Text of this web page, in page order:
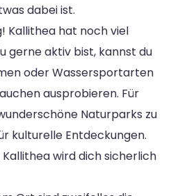
dabei ist.
Kallithea hat noch viel
gerne aktiv bist, kannst du
oder Wassersportarten
ausprobieren. Für
Naturparks zu
kulturelle Entdeckungen.
wird dich sicherlich